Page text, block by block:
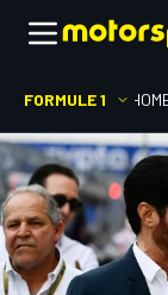
FORMULE 1